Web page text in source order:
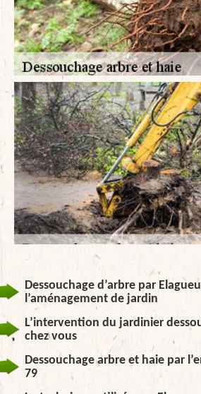
Dessouchage d’arbre par
l’aménagement de jardin
L’intervention du jardinier
chez vous
Dessouchage arbre et haie par
79